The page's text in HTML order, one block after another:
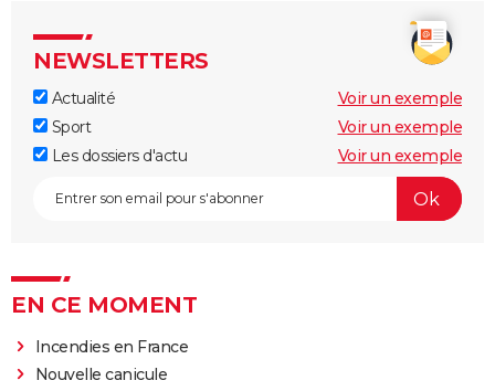
NEWSLETTERS
Actualité
Voir un exemple
Sport
Voir un exemple
Les dossiers d'actu
Voir un exemple
EN CE MOMENT
Incendies en France
Nouvelle canicule